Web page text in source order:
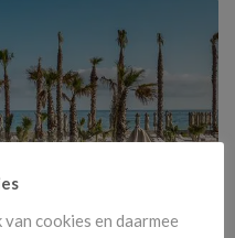
cookies en daarmee